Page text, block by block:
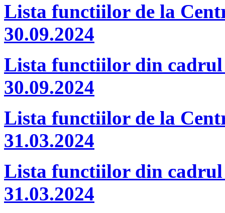
Lista functiilor de la
30.09.2024
Lista functiilor din cadrul
30.09.2024
Lista functiilor de la
31.03.2024
Lista functiilor din
31.03.2024